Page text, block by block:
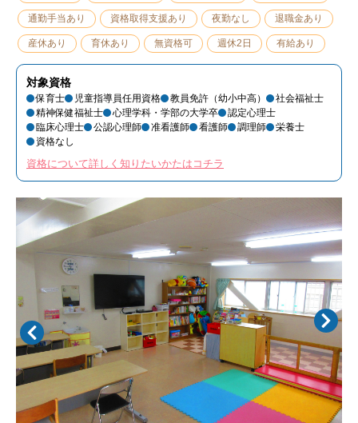
通勤手当あり 資格取得支援あり 夜勤なし 退職金あり
産休あり 育休あり 無資格可 週休2日 有給あり
対象資格
保育士 児童指導員任用資格 教員免許（幼小中高）
社会福祉士
精神保健福祉士
心理学科・学部の大学卒
認定心理士
臨床心理士
公認心理師 准看護師 看護師 調理師
栄養士
資格なし
資格について詳しく知りたいかたはコチラ